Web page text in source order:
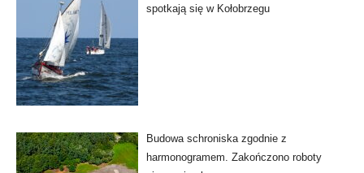
spotkają się w Kołobrzegu
Budowa schroniska zgodnie z
harmonogramem. Zakończono roboty